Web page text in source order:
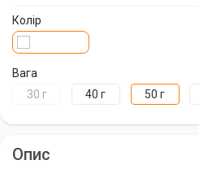
Колір
Вага
30 г
40 г 50 г
Опис